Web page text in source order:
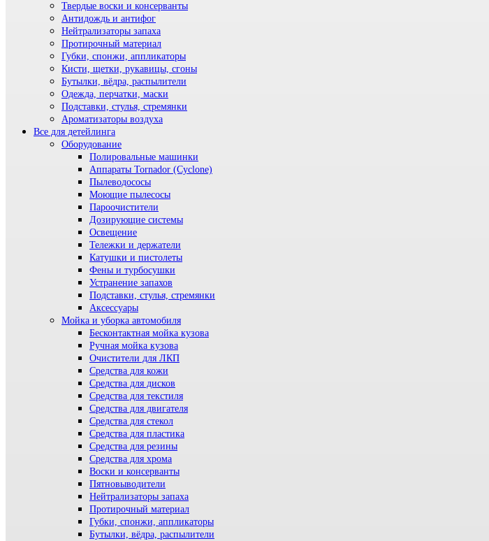
Твердые воски и консерванты
Антидождь и антифог
Нейтрализаторы запаха
Протирочный материал
Губки, спонжи, аппликаторы
Кисти, щетки, рукавицы, сгоны
Бутылки, вёдра, распылители
Одежда, перчатки, маски
Подставки, стулья, стремянки
Ароматизаторы воздуха
Все для детейлинга
Оборудование
Полировальные машинки
Аппараты Tornador (Cyclone)
Пылеводососы
Моющие пылесосы
Пароочистители
Дозирующие системы
Освещение
Тележки и держатели
Катушки и пистолеты
Фены и турбосушки
Устранение запахов
Подставки, стулья, стремянки
Аксессуары
Мойка и уборка автомобиля
Бесконтактная мойка кузова
Ручная мойка кузова
Очистители для ЛКП
Средства для кожи
Средства для дисков
Средства для текстиля
Средства для двигателя
Средства для стекол
Средства для пластика
Средства для резины
Средства для хрома
Воски и консерванты
Пятновыводители
Нейтрализаторы запаха
Протирочный материал
Губки, спонжи, аппликаторы
Бутылки, вёдра, распылители